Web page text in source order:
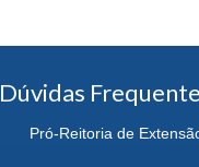
Dúvidas
Pró-Reitoria de